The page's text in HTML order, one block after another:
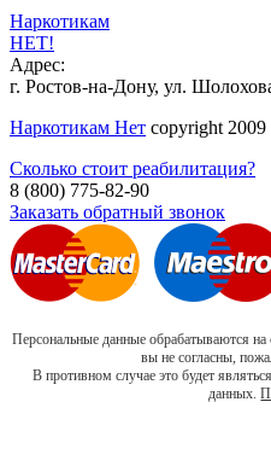
Наркотикам
НЕТ!
Адрес:
г. Ростов-на-Дону, ул.
Наркотикам Нет copyright 2009
Сколько стоит реабилитация?
8 (800) 775-82-90
Заказать обратный звонок
Персональные данные обрабатываются
вы не согласны,
В противном случае это будет
данных.